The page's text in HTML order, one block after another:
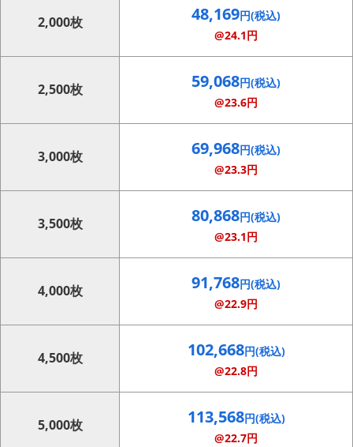
2,000枚 48,169円(税込)
@24.1円
2,500枚 59,068円(税込)
@23.6円
3,000枚 69,968円(税込)
@23.3円
3,500枚 80,868円(税込)
@23.1円
4,000枚 91,768円(税込)
@22.9円
4,500枚 102,668円(税込)
@22.8円
5,000枚 113,568円(税込)
@22.7円